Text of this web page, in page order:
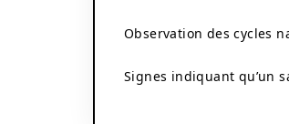
Observation des cycles
Signes indiquant qu’un